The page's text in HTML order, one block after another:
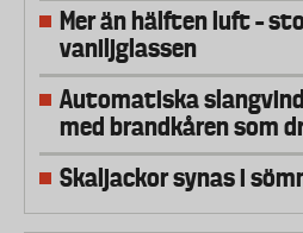
Mer än hälften luft –
vaniljglassen
Automatiska
med brandkåren som
Skaljackor synas i